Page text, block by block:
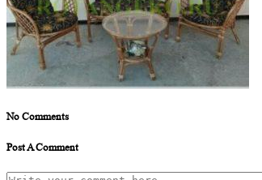
No Comments
Post A Comment